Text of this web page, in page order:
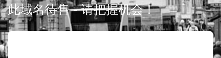
此域名待售 - 请把握机会！